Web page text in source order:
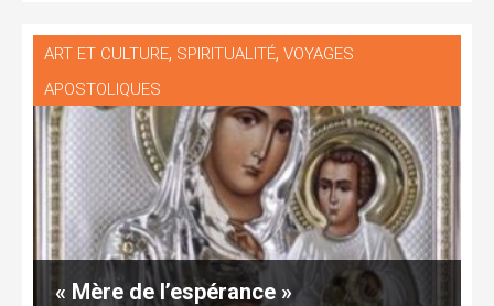
ART ET CULTURE, SPIRITUALITÉ, VOYAGES
APOSTOLIQUES
« Mère de l’espérance »